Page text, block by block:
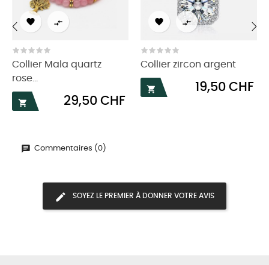
 
Collier Mala quartz
rose...

Prix
29,50 CHF
 
Collier zircon argent

Prix
19,50 CHF
‹
Commentaires (0)
SOYEZ LE PREMIER À DONNER VOTRE AVIS